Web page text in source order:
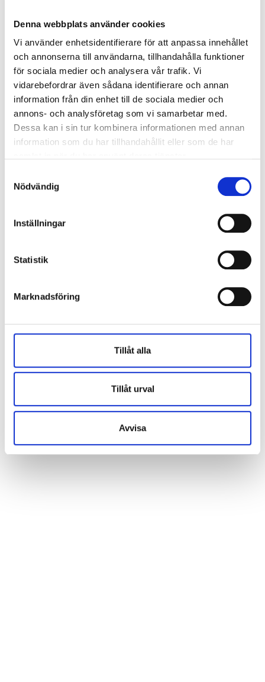
Denna webbplats använder cookies
Vi använder enhetsidentifierare för att anpassa innehållet
och annonserna till användarna, tillhandahålla funktioner
för sociala medier och analysera vår trafik. Vi
vidarebefordrar även sådana identifierare och annan
information från din enhet till de sociala medier och
annons- och analysföretag som vi samarbetar med.
Dessa kan i sin tur kombinera informationen med annan
information som du har tillhandahållit eller som de har
Nödvändig
Inställningar
Statistik
Marknadsföring
Tillåt alla
Tillåt urval
Avvisa